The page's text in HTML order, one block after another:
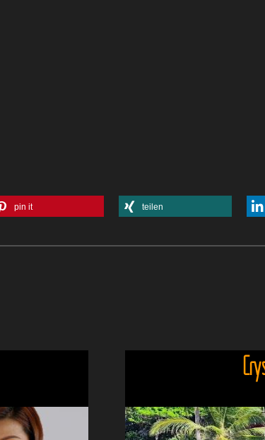
pin it teilen